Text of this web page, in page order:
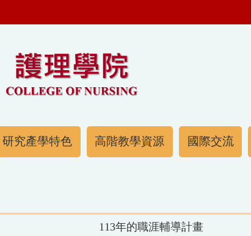
研究產學特色 高階教學資源 國際交流
113年的職涯輔導計畫